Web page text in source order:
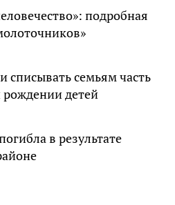
подробная
списывать семьям часть
рождении детей
в результате